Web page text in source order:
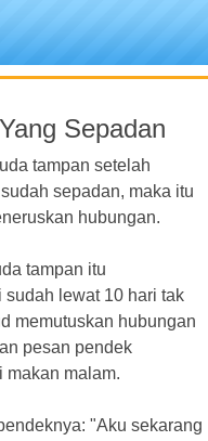
Sepadan
tampan setelah
sepadan, maka itu
hubungan.
tampan itu
lewat 10 hari tak
memutuskan hubungan
pesan pendek
makan malam.
"Aku sekarang